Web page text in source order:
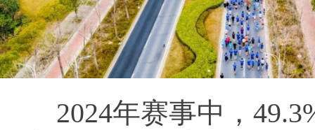
2024年赛事中，